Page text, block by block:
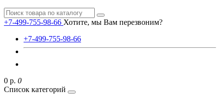
+7-499-755-98-66 Хотите, мы Вам перезвоним?
+7-499-755-98-66
0 р. 0
Список категорий